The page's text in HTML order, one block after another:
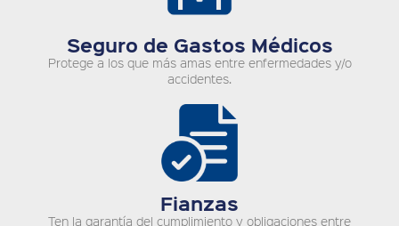
Seguro de Gastos Médicos
Protege a los que más amas entre enfermedades y/o
accidentes.
Fianzas
Ten la garantía del cumplimiento y obligaciones entre